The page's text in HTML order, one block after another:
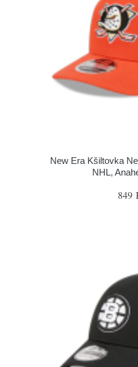
New Era Kšiltovka
NHL,
849